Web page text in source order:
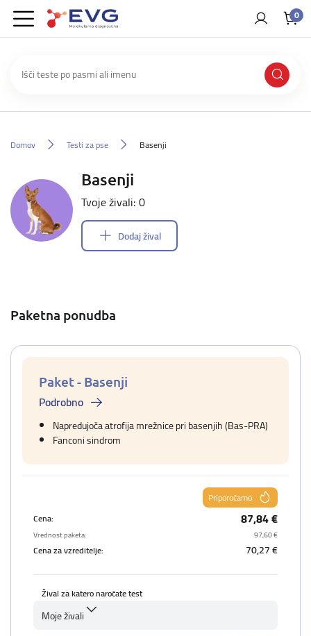
0
Domov Testi za pse Basenji
Basenji
Tvoje živali: 0
Dodaj žival
Paketna ponudba
Paket - Basenji
Podrobno
Napredujoča atrofija mrežnice pri basenjih (Bas-PRA)
Fanconi sindrom
Priporočamo
Cena:
87,84 €
Vrednost paketa: 97,60 €
Cena za vzreditelje: 70,27 €
Žival za katero naročate test
Moje živali